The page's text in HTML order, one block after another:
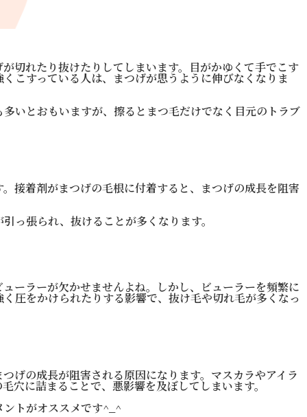
切れたり抜けたりしてしまいます。目がかゆくて手でこす
こすっている人は、まつげが思うように伸びなくなりま
いとおもいますが、擦るとまつ毛だけでなく目元のトラブ
接着剤がまつげの毛根に付着すると、まつげの成長を阻害
っ張られ、抜けることが多くなります。
ーラーが欠かせませんよね。しかし、ビューラーを頻繁に
圧をかけられたりする影響で、抜け毛や切れ毛が多くなっ
げの成長が阻害される原因になります。マスカラやアイラ
穴に詰まることで、悪影響を及ぼしてしまいます。
トがオススメです^_^